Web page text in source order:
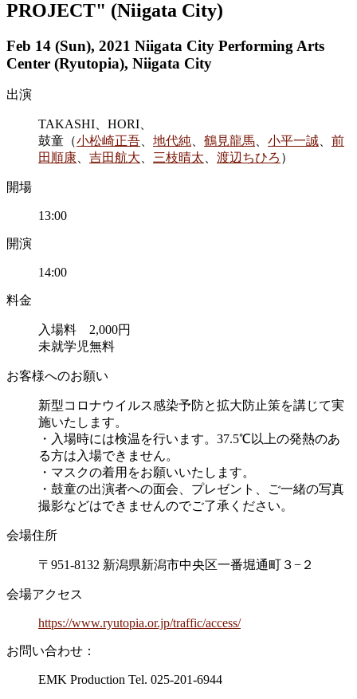
PROJECT" (Niigata City)
Feb 14 (Sun), 2021 Niigata City Performing Arts
Center (Ryutopia), Niigata City
出演
TAKASHI、HORI、
鼓童（小松崎正吾 地代純 鶴見龍馬 小平一誠
前
田順康
吉田航大 三枝晴太 渡辺ちひろ ）
開場
13:00
開演
14:00
料金
入場料 2,000円
未就学児無料
お客様へのお願い
新型コロナウイルス感染予防と拡大防止策を講じて実
施いたします。
・入場時には検温を行います。37.5℃以上の発熱のあ
る方は入場できません。
・マスクの着用をお願いいたします。
・鼓童の出演者への面会、プレゼント、ご一緒の写真
撮影などはできませんのでご了承ください。
会場住所
〒951-8132 新潟県新潟市中央区一番堀通町３−２
会場アクセス
https://www.ryutopia.or.jp/traffic/access/
お問い合わせ：
EMK Production Tel. 025-201-6944